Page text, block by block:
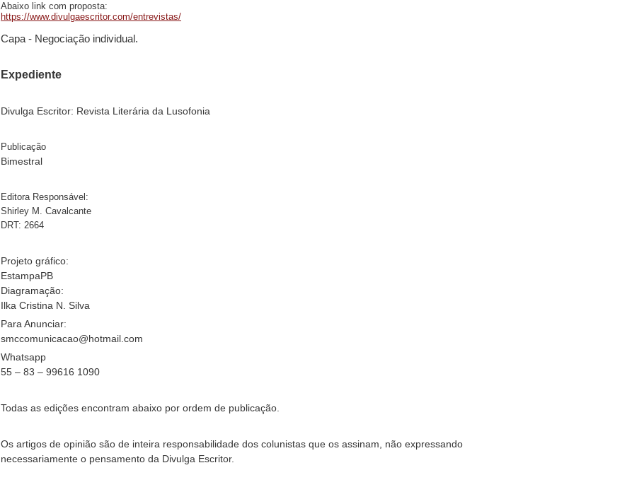
Abaixo link com proposta:
https://www.divulgaescritor.com/entrevistas/
Capa - Negociação individual.
Expediente
Divulga Escritor: Revista Literária da Lusofonia
Publicação
Bimestral
Editora Responsável:
Shirley M. Cavalcante
DRT: 2664
Projeto gráfico:
EstampaPB
Diagramação:
Ilka Cristina N. Silva
Para Anunciar:
smccomunicacao@hotmail.com
Whatsapp
55 – 83 – 99616 1090
Todas as edições encontram abaixo por ordem de publicação.
Os artigos de opinião são de inteira responsabilidade dos colunistas que os assinam, não expressando
necessariamente o pensamento da Divulga Escritor.